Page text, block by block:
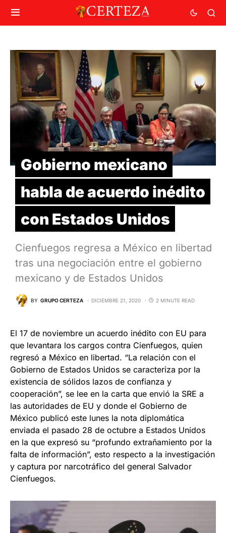
Gobierno mexicano
habla de acuerdo inédito
con Estados Unidos
Cienfuegos regresa a México en libertad
tras una negociación entre el gobierno
mexicano y de Estados Unidos
BY GRUPO CERTEZA DICIEMBRE 21, 2020 2 MINUTE READ
El 17 de noviembre un acuerdo inédito con EU para
que levantara los cargos contra Cienfuegos, quien
regresó a México en libertad. “La relación con el
Gobierno de Estados Unidos se caracteriza por la
existencia de sólidos lazos de confianza y
cooperación”, se lee en la carta que envió la SRE a
las autoridades de EU y donde el Gobierno de
México publicó este lunes la nota diplomática
enviada el pasado 28 de octubre a Estados Unidos
en la que expresó su “profundo extrañamiento por la
falta de información”, esto respecto a la investigación
y captura por narcotráfico del general Salvador
Cienfuegos.